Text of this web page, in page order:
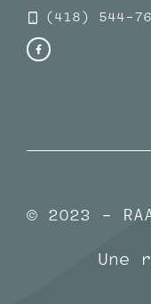
(418) 544-
© 2023 -
Une